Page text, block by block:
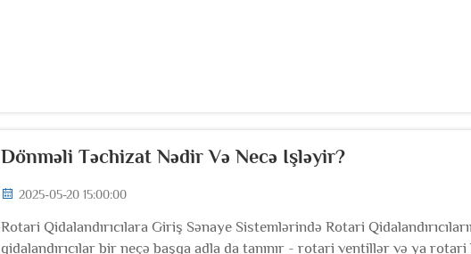
Dönməli Təchizat Nədir Və Necə Işləyir?
2025-05-20 15:00:00
Rotari Qidalandırıcılara Giriş Sənaye Sistemlərində Rotari
qidalandırıcılar bir neçə başqa adla da tanınır - rotari ventillər və ya